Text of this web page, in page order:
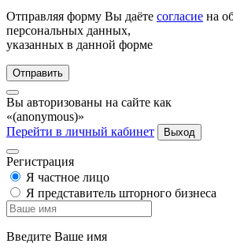
Отправляя форму Вы даёте согласие на
персональных данных,
указанных в данной форме
Отправить
Вы авторизованы на сайте как
«(anonymous)»
Перейти в личный кабинет
Выход
Регистрация
Я частное лицо
Я представитель шторного бизнеса
Введите Ваше имя